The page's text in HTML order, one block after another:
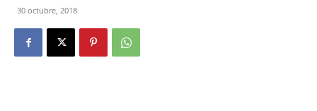
30 octubre, 2018